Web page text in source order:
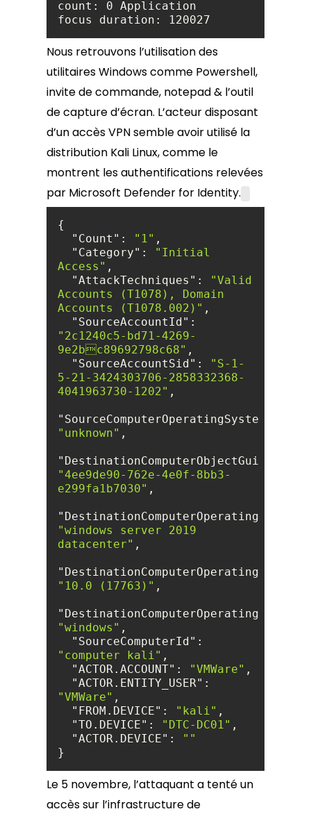
Nous retrouvons l’utilisation des
utilitaires Windows comme Powershell,
invite de commande, notepad & l’outil
de capture d’écran. L’acteur disposant
d’un accès VPN semble avoir utilisé la
distribution Kali Linux, comme le
montrent les authentifications relevées
par Microsoft Defender for Identity.
"Count" : "1"
"Category" : "Initial
Access"
"AttackTechniques" : "Valid
Accounts (T1078), Domain
Accounts (T1078.002)"
"SourceAccountId"
"2c1240c5-bd71-4269-
9e2bc89692798c68"
"SourceAccountSid" : "S-1-
5-21-3424303706-2858332368-
4041963730-1202"
"SourceComputerOperatingSystemType"
"unknown"
"DestinationComputerObjectGuid"
"4ee9de90-762e-4e0f-8bb3-
e299fa1b7030"
"DestinationComputerOperatingSystem"
"windows server 2019
datacenter"
"10.0 (17763)"
"windows"
"SourceComputerId"
"computer kali"
"ACTOR.ACCOUNT" : "VMWare"
"ACTOR.ENTITY_USER"
"VMWare"
"FROM.DEVICE" : "kali"
"TO.DEVICE" : "DTC-DC01"
"ACTOR.DEVICE" : ""
}
Le 5 novembre, l’attaquant a tenté un
accès sur l’infrastructure de